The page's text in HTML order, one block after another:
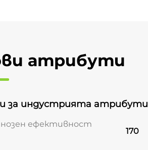
атрибути
за индустрията атрибути
ефективност
170